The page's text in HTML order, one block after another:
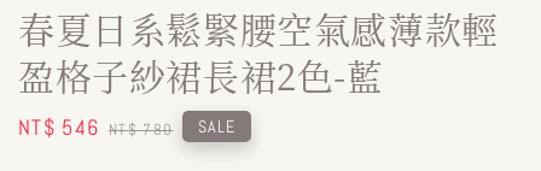
春夏日系鬆緊腰空氣感薄款輕
盈格子紗裙長裙2色-藍
Sale
NT$ 546 Regular
NT$ 780 SALE